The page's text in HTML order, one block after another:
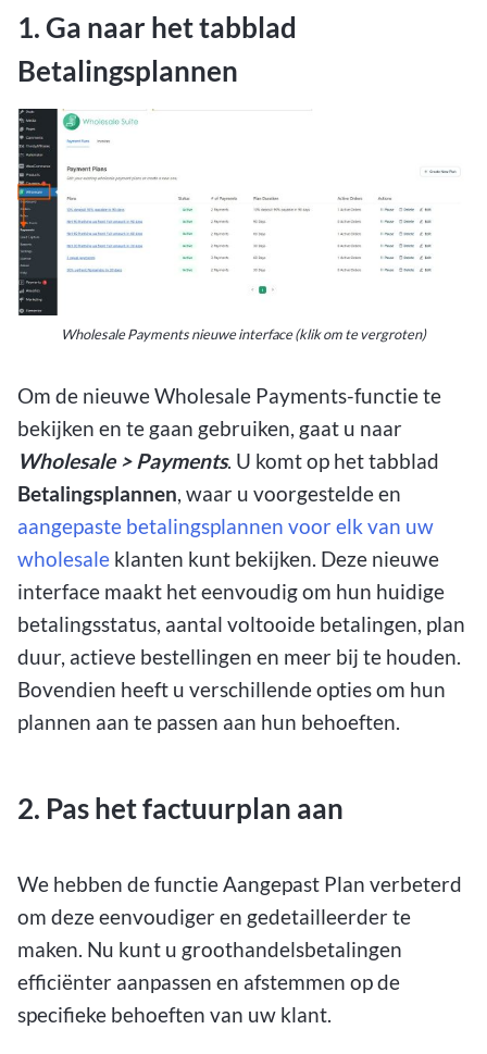
1. Ga naar het tabblad
Betalingsplannen
Wholesale Payments nieuwe interface (klik om te vergroten)
Om de nieuwe Wholesale Payments-functie te
bekijken en te gaan gebruiken, gaat u naar
Wholesale > Payments. U komt op het tabblad
Betalingsplannen, waar u voorgestelde en
aangepaste betalingsplannen voor elk van uw
wholesale klanten kunt bekijken. Deze nieuwe
interface maakt het eenvoudig om hun huidige
betalingsstatus, aantal voltooide betalingen, plan
duur, actieve bestellingen en meer bij te houden.
Bovendien heeft u verschillende opties om hun
plannen aan te passen aan hun behoeften.
2. Pas het factuurplan aan
We hebben de functie Aangepast Plan verbeterd
om deze eenvoudiger en gedetailleerder te
maken. Nu kunt u groothandelsbetalingen
efficiënter aanpassen en afstemmen op de
specifieke behoeften van uw klant.